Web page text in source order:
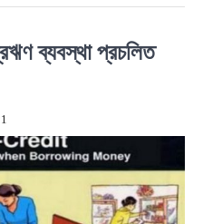
ব্যবস্থা প্রচলিত